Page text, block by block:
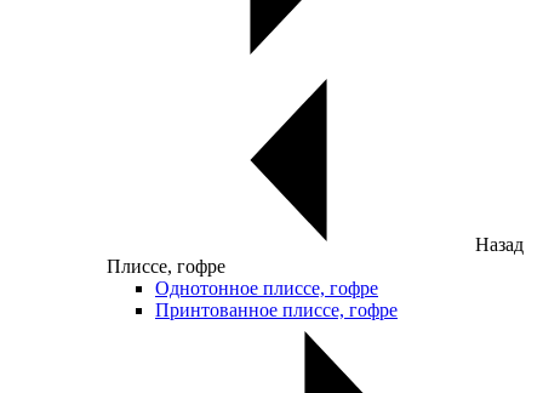
Назад
Плиссе, гофре
Однотонное плиссе, гофре
Принтованное плиссе, гофре